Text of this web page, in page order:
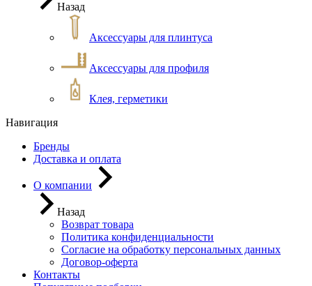
Назад
Аксессуары для плинтуса
Аксессуары для профиля
Клея, герметики
Навигация
Бренды
Доставка и оплата
О компании
Назад
Возврат товара
Политика конфиденциальности
Согласие на обработку персональных данных
Договор-оферта
Контакты